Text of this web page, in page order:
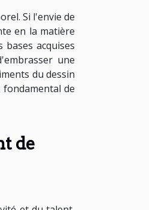
Si l'envie de
en la matière
acquises
une
du dessin
de
de